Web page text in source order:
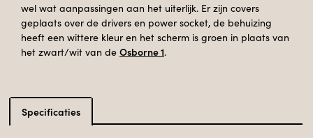
wel wat aanpassingen aan het uiterlijk. Er zijn covers
geplaats over de drivers en power socket, de behuizing
heeft een wittere kleur en het scherm is groen in plaats van
het zwart/wit van de Osborne 1.
Specificaties